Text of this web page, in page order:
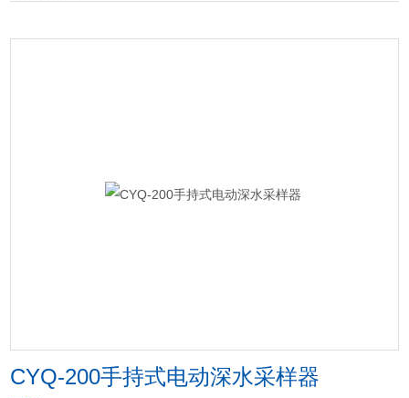
CYQ-200手持式电动深水采样器